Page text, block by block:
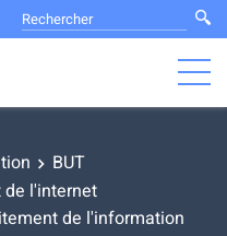
BUT
de l'internet
de l'information